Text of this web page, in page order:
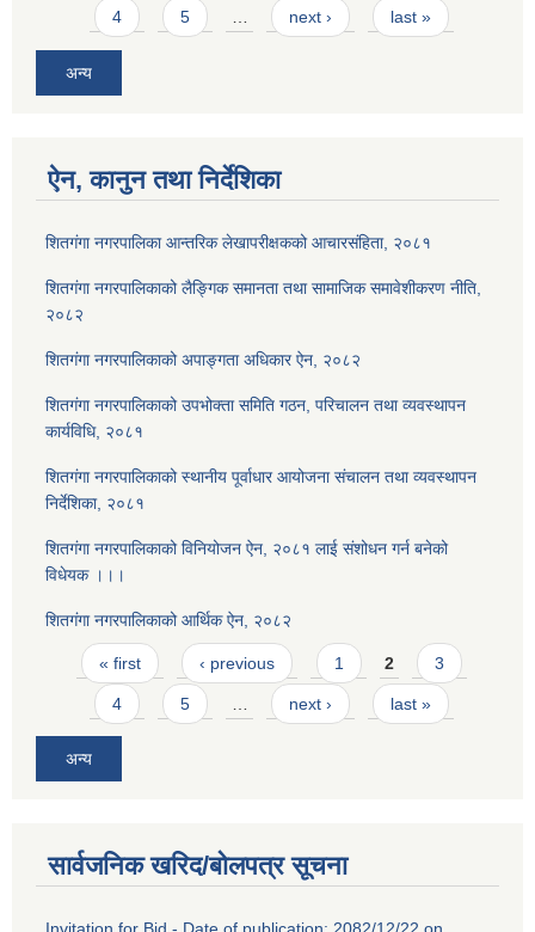
4 5 … next › last »
अन्य
ऐन, कानुन तथा निर्देशिका
शितगंगा नगरपालिका आन्तरिक लेखापरीक्षकको आचारसंहिता, २०८१
शितगंगा नगरपालिकाको लैङ्गिक समानता तथा सामाजिक समावेशीकरण नीति,
२०८२
शितगंगा नगरपालिकाको अपाङ्गता अधिकार ऐन, २०८२
शितगंगा नगरपालिकाको उपभोक्ता समिति गठन, परिचालन तथा व्यवस्थापन
कार्यविधि, २०८१
शितगंगा नगरपालिकाको स्थानीय पूर्वाधार आयोजना संचालन तथा व्यवस्थापन
निर्देशिका, २०८१
शितगंगा नगरपालिकाको विनियोजन ऐन, २०८१ लाई संशोधन गर्न बनेको
विधेयक ।।।
शितगंगा नगरपालिकाको आर्थिक ऐन, २०८२
Pages
« first ‹ previous 1 2 3
4 5 next › last »
अन्य
सार्वजनिक खरिद/बोलपत्र सूचना